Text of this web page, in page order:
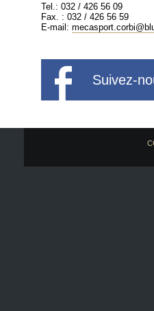
Tel.: 032 / 426 56 09
Fax. : 032 / 426 56 59
E-mail:
Suivez-